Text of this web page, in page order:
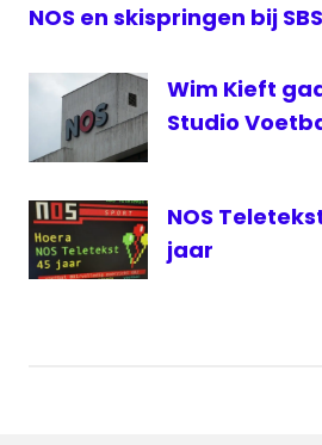
NOS en skispringen bij
Wim Kieft
Studio
NOS
jaar